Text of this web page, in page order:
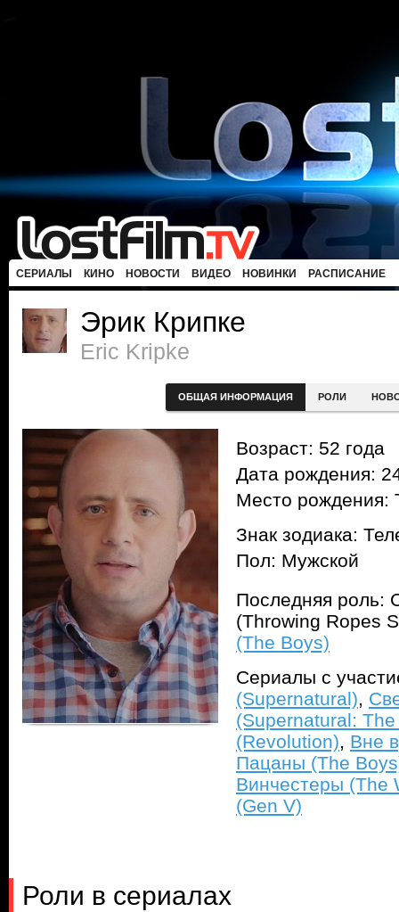
СЕРИАЛЫ КИНО НОВОСТИ ВИДЕО НОВИНКИ РАСПИСАНИЕ
Эрик Крипке
Eric Kripke
ОБЩАЯ ИНФОРМАЦИЯ РОЛИ
Возраст: 52 года
Дата рождения:
Место
Знак зодиака:
Пол: Мужской
Последняя роль:
(Throwing Ropes
(The Boys)
Сериалы с
(Supernatural),
(Supernatural:
(Revolution), Вне
Пацаны (The
Винчестеры (The
(Gen V)
Роли в сериалах